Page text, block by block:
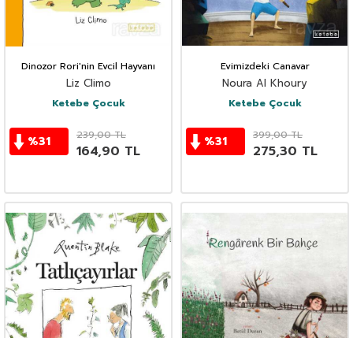
Dinozor Rori'nin Evcil Hayvanı
Liz Climo
Ketebe Çocuk
%31 239,00TL
164,90 TL
Evimizdeki Canavar
Noura Al Khoury
Ketebe Çocuk
%31 399,00TL
275,30 TL